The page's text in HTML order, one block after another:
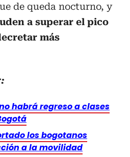
de queda nocturno, y
a superar el pico
más
habrá regreso a clases
los bogotanos
a la movilidad